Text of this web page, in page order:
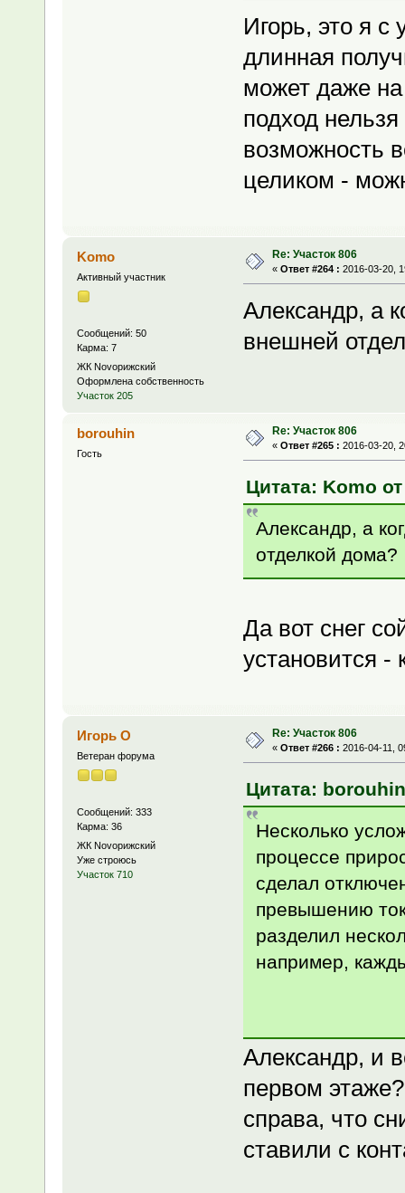
Игорь, это я с
длинная
может даже
подход
возможность
целиком -
Komo
Активный участник
Сообщений: 50
Карма: 7
ЖК Novoрижский
Оформлена собственность
Участок 205
Re: Участок 806
« Ответ #264 : 2016-03-20,
Александр, а
внешней
borouhin
Гость
Re: Участок 806
« Ответ #265 : 2016-03-20,
Цитата: Komo
Александр, а
отделкой дома?
Да вот снег
установится -
Игорь О
Ветеран форума
Сообщений: 333
Карма: 36
ЖК Novoрижский
Уже строюсь
Участок 710
Re: Участок 806
« Ответ #266 : 2016-04-11,
Цитата:
Несколько
процессе
сделал
превышению
разделил
например,
Александр, и
первом
справа, что
ставили с